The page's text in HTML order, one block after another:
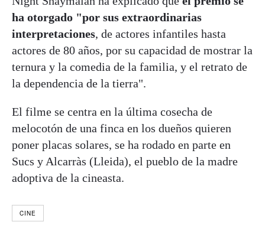
ha otorgado "por sus extraordinarias
interpretaciones, de actores infantiles hasta
actores de 80 años, por su capacidad de mostrar la
ternura y la comedia de la familia, y el retrato de
la dependencia de la tierra".
El filme se centra en la última cosecha de
melocotón de una finca en los dueños quieren
poner placas solares, se ha rodado en parte en
Sucs y Alcarràs (Lleida), el pueblo de la madre
adoptiva de la cineasta.
CINE